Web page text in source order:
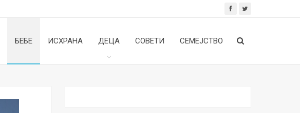
БЕБЕ ИСХРАНА ДЕЦА СОВЕТИ СЕМЕЈСТВО